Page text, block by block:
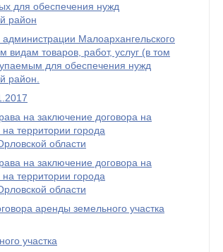
для обеспечения нужд
район
Малоархангельского
товаров, работ, услуг (в том
для обеспечения нужд
район.
на заключение договора на
территории города
области
на заключение договора на
территории города
области
аренды земельного участка
участка